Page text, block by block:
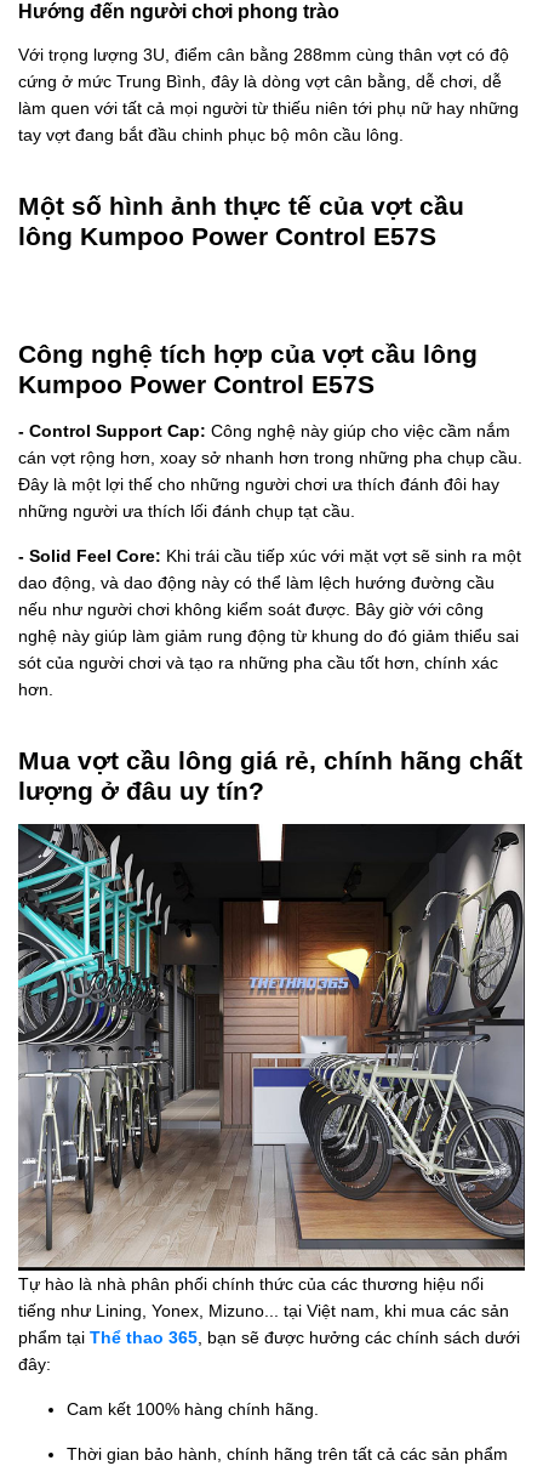
Hướng đến người chơi phong trào
Với trọng lượng 3U, điểm cân bằng 288mm cùng thân vợt có độ
cứng ở mức Trung Bình, đây là dòng vợt cân bằng, dễ chơi, dễ
làm quen với tất cả mọi người từ thiếu niên tới phụ nữ hay những
tay vợt đang bắt đầu chinh phục bộ môn cầu lông.
Một số hình ảnh thực tế của vợt cầu
lông Kumpoo Power Control E57S
Công nghệ tích hợp của vợt cầu lông
Kumpoo Power Control E57S
- Control Support Cap: Công nghệ này giúp cho việc cầm nắm
cán vợt rộng hơn, xoay sở nhanh hơn trong những pha chụp cầu.
Đây là một lợi thế cho những người chơi ưa thích đánh đôi hay
những người ưa thích lối đánh chụp tạt cầu.
- Solid Feel Core: Khi trái cầu tiếp xúc với mặt vợt sẽ sinh ra một
dao động, và dao động này có thể làm lệch hướng đường cầu
nếu như người chơi không kiểm soát được. Bây giờ với công
nghệ này giúp làm giảm rung động từ khung do đó giảm thiểu sai
sót của người chơi và tạo ra những pha cầu tốt hơn, chính xác
hơn.
Mua vợt cầu lông giá rẻ, chính hãng chất
lượng ở đâu uy tín?
Tự hào là nhà phân phối chính thức của các thương hiệu nổi
tiếng như Lining, Yonex, Mizuno... tại Việt nam, khi mua các sản
phẩm tại Thể thao 365 , bạn sẽ được hưởng các chính sách dưới
đây:
Cam kết 100% hàng chính hãng.
Thời gian bảo hành, chính hãng trên tất cả các sản phẩm